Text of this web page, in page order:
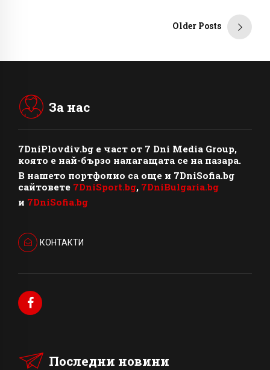
Older Posts
За нас
7DniPlovdiv.bg e част от 7 Dni Media Group,
която е най-бързо налагащата се на пазара.
В нашето портфолио са още и 7DniSofia.bg
сайтовете 7DniSport.bg, 7DniBulgaria.bg
и 7DniSofia.bg
КОНТАКТИ
Последни новини